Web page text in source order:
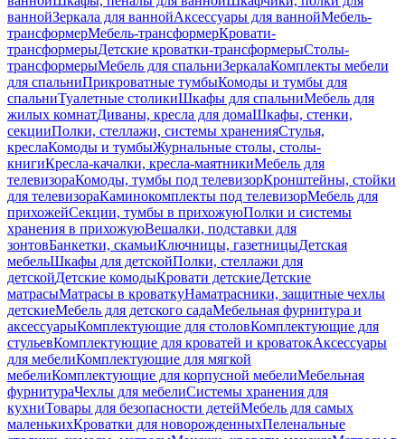
ваннойЗеркала для ваннойАксессуары для ваннойМебель-
трансформерМебель-трансформерКровати-
трансформерыДетские кроватки-трансформерыСтолы-
трансформерыМебель для спальниЗеркалаКомплекты мебели
для спальниПрикроватные тумбыКомоды и тумбы для
спальниТуалетные столикиШкафы для спальниМебель для
жилых комнатДиваны, кресла для домаШкафы, стенки,
секцииПолки, стеллажи, системы храненияСтулья,
креслаКомоды и тумбыЖурнальные столы, столы-
книгиКресла-качалки, кресла-маятникиМебель для
телевизораКомоды, тумбы под телевизорКронштейны, стойки
для телевизораКаминокомплекты под телевизорМебель для
прихожейСекции, тумбы в прихожуюПолки и системы
хранения в прихожуюВешалки, подставки для
зонтовБанкетки, скамьиКлючницы, газетницыДетская
мебельШкафы для детскойПолки, стеллажи для
детскойДетские комодыКровати детскиеДетские
матрасыМатрасы в кроваткуНаматрасники, защитные чехлы
детскиеМебель для детского садаМебельная фурнитура и
аксессуарыКомплектующие для столовКомплектующие для
стульевКомплектующие для кроватей и кроватокАксессуары
для мебелиКомплектующие для мягкой
мебелиКомплектующие для корпусной мебелиМебельная
фурнитураЧехлы для мебелиСистемы хранения для
кухниТовары для безопасности детейМебель для самых
маленькихКроватки для новорожденныхПеленальные